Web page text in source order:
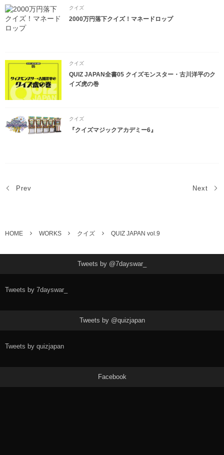
クイズ
2000万円落下クイズ！マネードロップ
クイズ
QUIZ JAPAN全書05 クイズモンスター・古川洋平のク
イズ虎の巻
クイズ
『クイズマジックアカデミー6』
Prev Next
HOME WORKS クイズ QUIZ JAPAN vol.9
Tweets by @7dayswar_
Tweets by 7dayswar_
Tweets by @quizjapan
Tweets by quizjapan
Facebook